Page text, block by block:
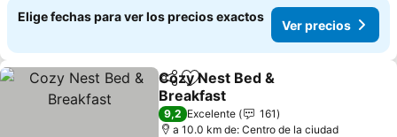
Elige fechas para ver los precios exactos
Ver precios
CompartirAgregar a favoritos
Cozy Nest Bed &
Breakfast
Ver precios
9,2 Excelente
161
a 10.0 km de: Centro de la ciudad